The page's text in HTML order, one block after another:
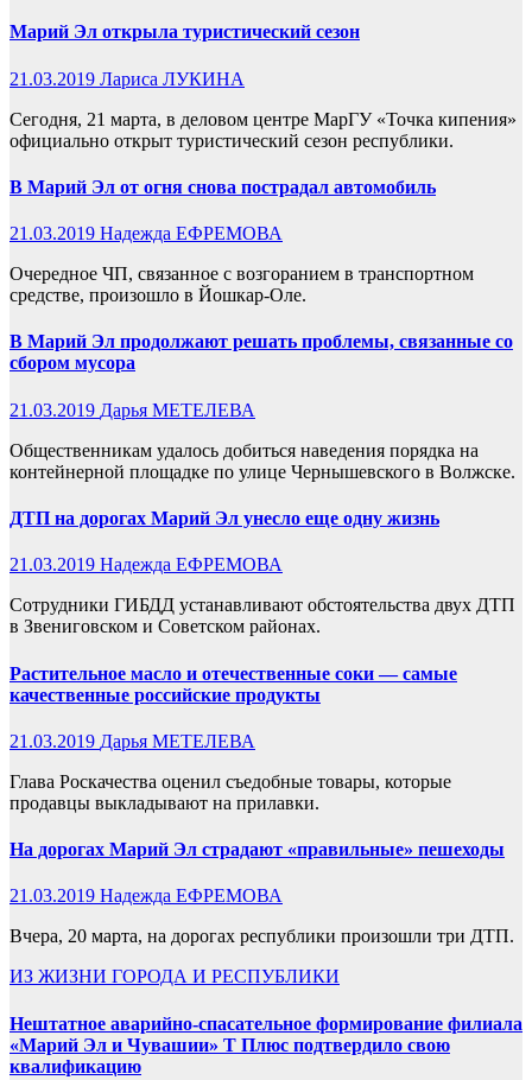
Марий Эл открыла туристический сезон
21.03.2019 Лариса ЛУКИНА
Сегодня, 21 марта, в деловом центре МарГУ «Точка кипения»
официально открыт туристический сезон республики.
В Марий Эл от огня снова пострадал автомобиль
21.03.2019 Надежда ЕФРЕМОВА
Очередное ЧП, связанное с возгоранием в транспортном
средстве, произошло в Йошкар-Оле.
В Марий Эл продолжают решать проблемы, связанные со
сбором мусора
21.03.2019 Дарья МЕТЕЛЕВА
Общественникам удалось добиться наведения порядка на
контейнерной площадке по улице Чернышевского в Волжске.
ДТП на дорогах Марий Эл унесло еще одну жизнь
21.03.2019 Надежда ЕФРЕМОВА
Сотрудники ГИБДД устанавливают обстоятельства двух ДТП
в Звениговском и Советском районах.
Растительное масло и отечественные соки — самые
качественные российские продукты
21.03.2019 Дарья МЕТЕЛЕВА
Глава Роскачества оценил съедобные товары, которые
продавцы выкладывают на прилавки.
На дорогах Марий Эл страдают «правильные» пешеходы
21.03.2019 Надежда ЕФРЕМОВА
Вчера, 20 марта, на дорогах республики произошли три ДТП.
ИЗ ЖИЗНИ ГОРОДА И РЕСПУБЛИКИ
Нештатное аварийно-спасательное формирование филиала
«Марий Эл и Чувашии» Т Плюс подтвердило свою
квалификацию